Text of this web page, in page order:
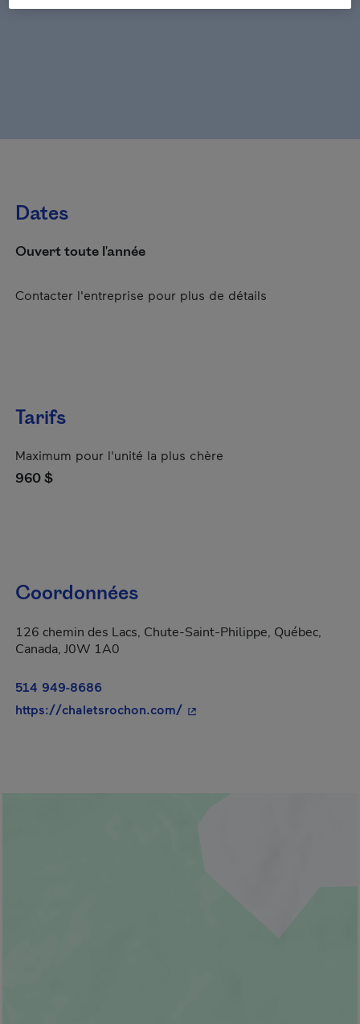
Dates
Ouvert toute l'année
Contacter l'entreprise pour plus de détails
Tarifs
Maximum pour l'unité la plus chère
960 $
Coordonnées
126 chemin des Lacs, Chute-Saint-Philippe, Québec,
Canada, J0W 1A0
514 949-8686
https://chaletsrochon.com/- Cet hyperlien s'ouvrira